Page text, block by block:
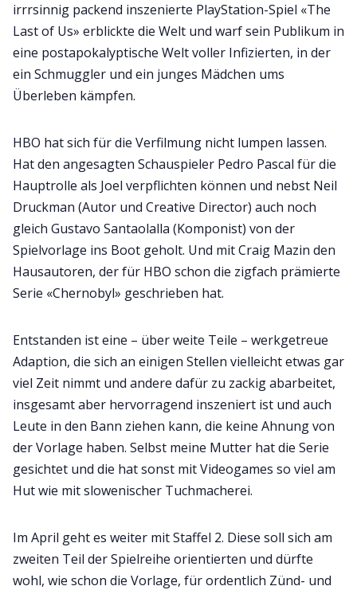
irrrsinnig packend inszenierte PlayStation-Spiel «The
Last of Us» erblickte die Welt und warf sein Publikum in
eine postapokalyptische Welt voller Infizierten, in der
ein Schmuggler und ein junges Mädchen ums
Überleben kämpfen.
HBO hat sich für die Verfilmung nicht lumpen lassen.
Hat den angesagten Schauspieler Pedro Pascal für die
Hauptrolle als Joel verpflichten können und nebst Neil
Druckman (Autor und Creative Director) auch noch
gleich Gustavo Santaolalla (Komponist) von der
Spielvorlage ins Boot geholt. Und mit Craig Mazin den
Hausautoren, der für HBO schon die zigfach prämierte
Serie «Chernobyl» geschrieben hat.
Entstanden ist eine – über weite Teile – werkgetreue
Adaption, die sich an einigen Stellen vielleicht etwas gar
viel Zeit nimmt und andere dafür zu zackig abarbeitet,
insgesamt aber hervorragend inszeniert ist und auch
Leute in den Bann ziehen kann, die keine Ahnung von
der Vorlage haben. Selbst meine Mutter hat die Serie
gesichtet und die hat sonst mit Videogames so viel am
Hut wie mit slowenischer Tuchmacherei.
Im April geht es weiter mit Staffel 2. Diese soll sich am
zweiten Teil der Spielreihe orientierten und dürfte
wohl, wie schon die Vorlage, für ordentlich Zünd- und